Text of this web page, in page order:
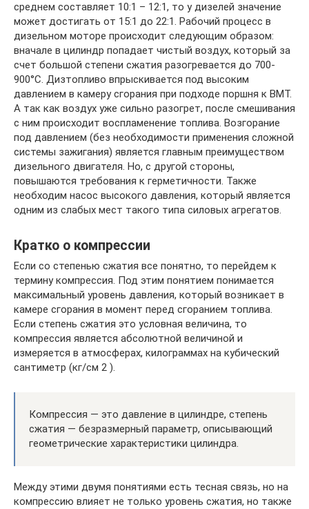
среднем составляет 10:1 – 12:1, то у дизелей значение
может достигать от 15:1 до 22:1. Рабочий процесс в
дизельном моторе происходит следующим образом:
вначале в цилиндр попадает чистый воздух, который за
счет большой степени сжатия разогревается до 700-
900°С. Дизтопливо впрыскивается под высоким
давлением в камеру сгорания при подходе поршня к ВМТ.
А так как воздух уже сильно разогрет, после смешивания
с ним происходит воспламенение топлива. Возгорание
под давлением (без необходимости применения сложной
системы зажигания) является главным преимуществом
дизельного двигателя. Но, с другой стороны,
повышаются требования к герметичности. Также
необходим насос высокого давления, который является
одним из слабых мест такого типа силовых агрегатов.
Кратко о компрессии
Если со степенью сжатия все понятно, то перейдем к
термину компрессия. Под этим понятием понимается
максимальный уровень давления, который возникает в
камере сгорания в момент перед сгоранием топлива.
Если степень сжатия это условная величина, то
компрессия является абсолютной величиной и
измеряется в атмосферах, килограммах на кубический
сантиметр (кг/см 2 ).
Компрессия — это давление в цилиндре, степень
сжатия — безразмерный параметр, описывающий
геометрические характеристики цилиндра.
Между этими двумя понятиями есть тесная связь, но на
компрессию влияет не только уровень сжатия, но также